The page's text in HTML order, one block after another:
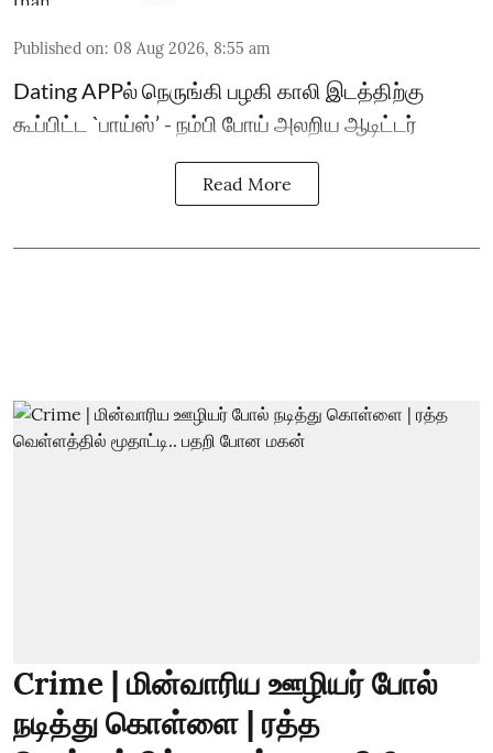
Published on: 08 Aug 2026, 8:55 am
Dating APPல் நெருங்கி பழகி காலி இடத்திற்கு
கூப்பிட்ட `பாய்ஸ்’ - நம்பி போய் அலறிய ஆடிட்டர்
Read More
Crime | மின்வாரிய ஊழியர் போல்
நடித்து கொள்ளை | ரத்த